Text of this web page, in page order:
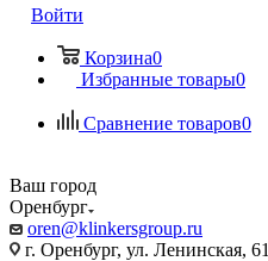
Войти
Корзина0
Избранные товары0
Сравнение товаров0
Ваш город
Оренбург
oren@klinkersgroup.ru
г. Оренбург, ул. Ленинская, 61